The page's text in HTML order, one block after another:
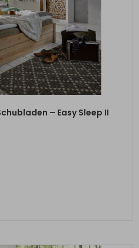
– Easy Sleep II